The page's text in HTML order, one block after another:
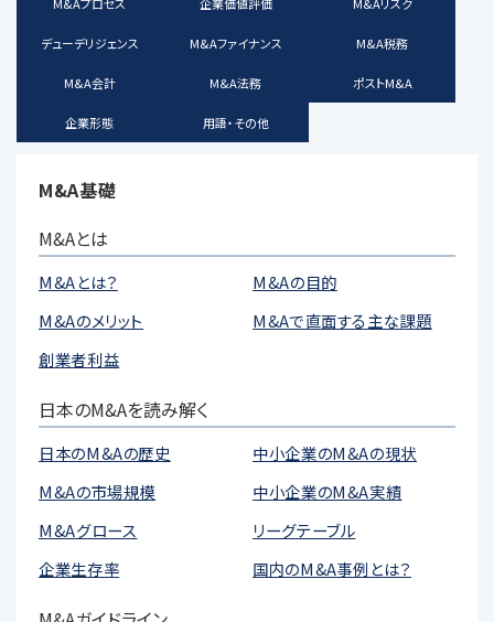
デューデリジェンス M&Aファイナンス M&A税務
M&A会計 M&A法務 ポストM&A
企業形態 用語・その他
M&A基礎
M&Aとは
M&Aとは？
M&Aの目的
M&Aのメリット
M&Aで直面する主な課題
創業者利益
日本のM&Aを読み解く
日本のM&Aの歴史
中小企業のM&Aの現状
M&Aの市場規模
中小企業のM&A実績
M&Aグロース
リーグテーブル
企業生存率
国内のM&A事例とは？